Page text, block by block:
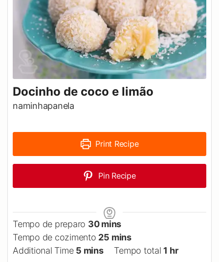
Docinho de coco e limão
naminhapanela
Print Recipe
Pin Recipe
Tempo de preparo 30minutes
mins
Tempo de cozimento 25minutes
mins
Additional Time 5minutes
mins Tempo total 1 hour
hr